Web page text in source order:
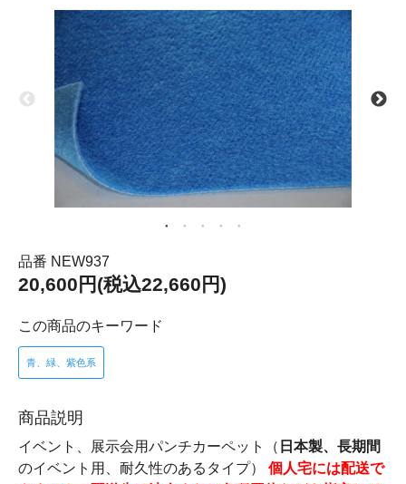
品番 NEW937
20,600円(税込22,660円)
この商品のキーワード
青、緑、紫色系
商品説明
イベント、展示会用パンチカーペット（ 日本製、長期間
のイベント用、耐久性のあるタイプ） 個人宅には配送で